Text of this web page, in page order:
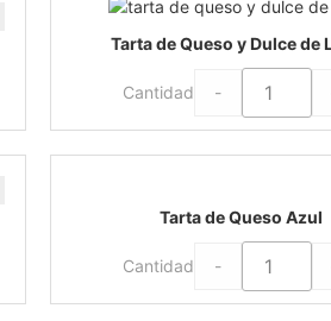
Tarta de Queso y Dulce de
Cantidad -
Tarta de Queso Azul
Cantidad -